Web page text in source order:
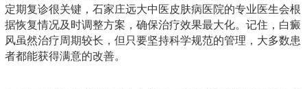
定期复诊很关键，石家庄远大中医皮肤病医院的专业医生会根
据恢复情况及时调整方案，确保治疗效果最大化。记住，白癜
风虽然治疗周期较长，但只要坚持科学规范的管理，大多数患
者都能获得满意的改善。